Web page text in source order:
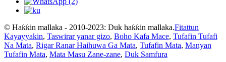
© Haƙƙin mallaka - 2010-2023: Duk haƙƙin mallaka.Fitattun
Kayayyakin, Taswirar yanar gizo, Boho Kafa Mace, Tufafin Tufafi
Na Mata, Rigar Ranar Haihuwa Ga Mata, Tufafin Mata, Manyan
Tufafin Mata, Mata Masu Zane-zane, Duk Samfura